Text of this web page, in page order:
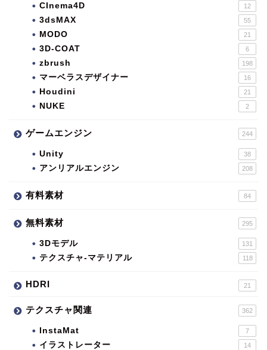
CInema4D 12
3dsMAX 55
MODO 21
3D-COAT 6
zbrush 198
マーベラスデザイナー 16
Houdini 21
NUKE 2
ゲームエンジン 244
Unity 38
アンリアルエンジン 208
有料素材 84
無料素材 295
3Dモデル 131
テクスチャ-マテリアル 118
HDRI 21
テクスチャ関連 362
InstaMat 7
イラストレーター 14